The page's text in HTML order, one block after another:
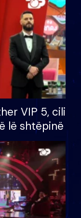
VIP 5, cili
lë shtëpinë